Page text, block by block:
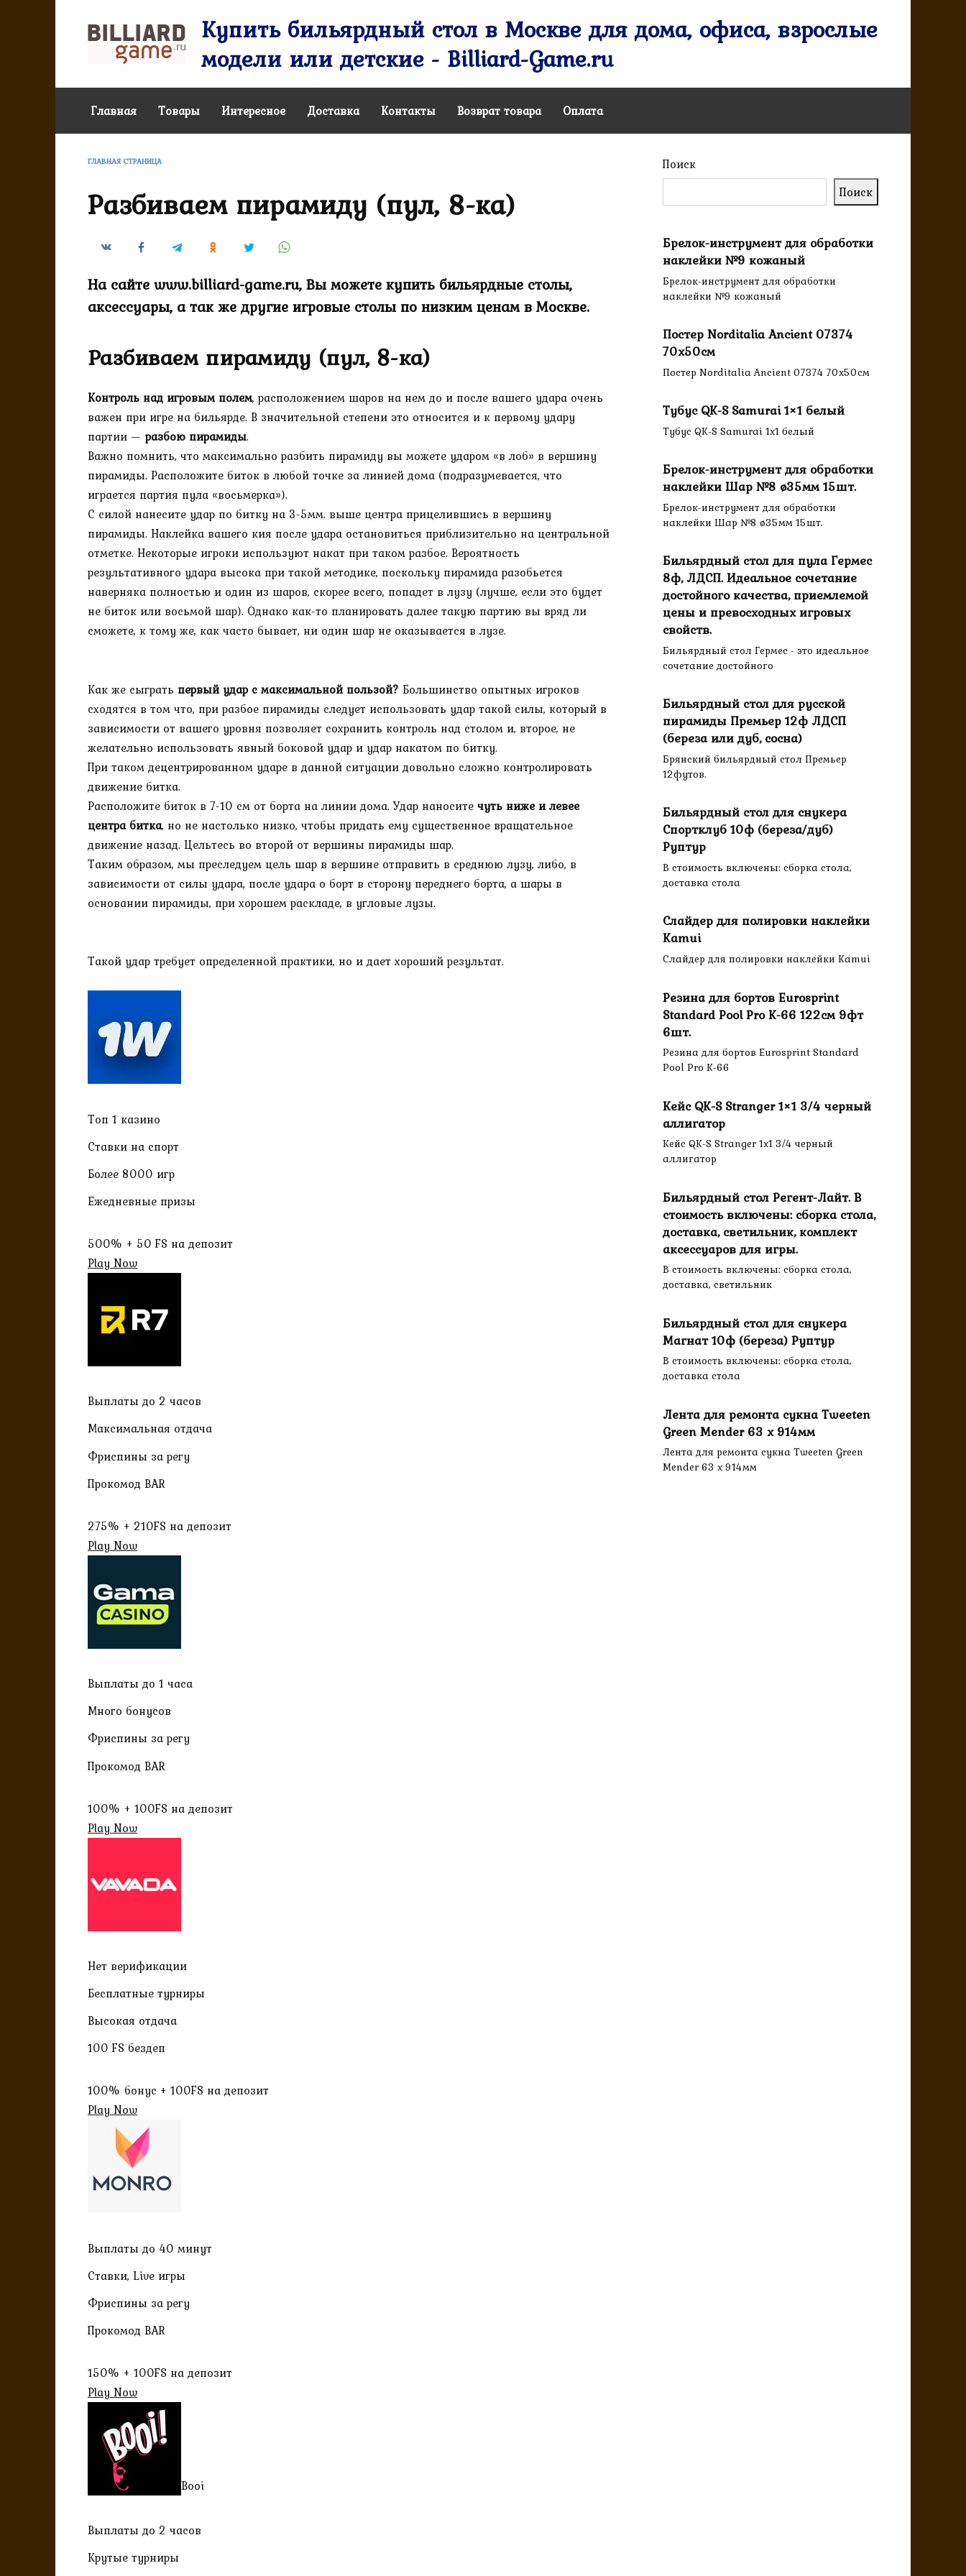
Купить бильярдный стол в Москве для дома, офиса, взрослые
модели или детские - Billiard-Game.ru
Главная Товары Интересное Доставка Контакты Возврат товара Оплата
ГЛАВНАЯ СТРАНИЦА
Разбиваем пирамиду (пул, 8-ка)
На сайте www.billiard-game.ru, Вы можете купить бильярдные столы,
аксессуары, а так же другие игровые столы по низким ценам в Москве.
Разбиваем пирамиду (пул, 8-ка)
Контроль над игровым полем, расположением шаров на нем до и после вашего удара очень
важен при игре на бильярде. В значительной степени это относится и к первому удару
партии — разбою пирамиды.
Важно помнить, что максимально разбить пирамиду вы можете ударом «в лоб» в вершину
пирамиды. Расположите биток в любой точке за линией дома (подразумевается, что
играется партия пула «восьмерка»).
С силой нанесите удар по битку на 3-5мм. выше центра прицелившись в вершину
пирамиды. Наклейка вашего кия после удара остановиться приблизительно на центральной
отметке. Некоторые игроки используют накат при таком разбое. Вероятность
результативного удара высока при такой методике, поскольку пирамида разобьется
наверняка полностью и один из шаров, скорее всего, попадет в лузу (лучше, если это будет
не биток или восьмой шар). Однако как-то планировать далее такую партию вы вряд ли
сможете, к тому же, как часто бывает, ни один шар не оказывается в лузе.
Как же сыграть первый удар с максимальной пользой? Большинство опытных игроков
сходятся в том что, при разбое пирамиды следует использовать удар такой силы, который в
зависимости от вашего уровня позволяет сохранить контроль над столом и, второе, не
желательно использовать явный боковой удар и удар накатом по битку.
При таком децентрированном ударе в данной ситуации довольно сложно контролировать
движение битка.
Расположите биток в 7-10 см от борта на линии дома. Удар наносите чуть ниже и левее
центра битка, но не настолько низко, чтобы придать ему существенное вращательное
движение назад. Цельтесь во второй от вершины пирамиды шар.
Таким образом, мы преследуем цель шар в вершине отправить в среднюю лузу, либо, в
зависимости от силы удара, после удара о борт в сторону переднего борта, а шары в
основании пирамиды, при хорошем раскладе, в угловые лузы.
Такой удар требует определенной практики, но и дает хороший результат.
Топ 1 казино
Ставки на спорт
Более 8000 игр
Ежедневные призы
500% + 50 FS на депозит
Play Now
Выплаты до 2 часов
Максимальная отдача
Фриспины за регу
Прокомод BAR
275% + 210FS на депозит
Play Now
Выплаты до 1 часа
Много бонусов
Фриспины за регу
Прокомод BAR
100% + 100FS на депозит
Play Now
Нет верификации
Бесплатные турниры
Высокая отдача
100 FS бездеп
100% бонус + 100FS на депозит
Play Now
Выплаты до 40 минут
Ставки, Live игры
Фриспины за регу
Прокомод BAR
150% + 100FS на депозит
Play Now
Booi
Выплаты до 2 часов
Крутые турниры
Поиск
Поиск
Брелок-инструмент для обработки
наклейки №9 кожаный
Брелок-инструмент для обработки
наклейки №9 кожаный
Постер Norditalia Ancient 07374
70х50см
Постер Norditalia Ancient 07374 70х50см
Тубус QK-S Samurai 1×1 белый
Тубус QK-S Samurai 1x1 белый
Брелок-инструмент для обработки
наклейки Шар №8 ø35мм 15шт.
Брелок-инструмент для обработки
наклейки Шар №8 ø35мм 15шт.
Бильярдный стол для пула Гермес
8ф, ЛДСП. Идеальное сочетание
достойного качества, приемлемой
цены и превосходных игровых
свойств.
Бильярдный стол Гермес - это идеальное
сочетание достойного
Бильярдный стол для русской
пирамиды Премьер 12ф ЛДСП
(береза или дуб, сосна)
Брянский бильярдный стол Премьер
12футов.
Бильярдный стол для снукера
Спортклуб 10ф (береза/дуб)
Руптур
В стоимость включены: сборка стола,
доставка стола
Слайдер для полировки наклейки
Kamui
Слайдер для полировки наклейки Kamui
Резина для бортов Eurosprint
Standard Pool Pro K-66 122см 9фт
6шт.
Резина для бортов Eurosprint Standard
Pool Pro K-66
Кейс QK-S Stranger 1×1 3/4 черный
аллигатор
Кейс QK-S Stranger 1x1 3/4 черный
аллигатор
Бильярдный стол Регент-Лайт. В
стоимость включены: сборка стола,
доставка, светильник, комплект
аксессуаров для игры.
В стоимость включены: сборка стола,
доставка, светильник
Бильярдный стол для снукера
Магнат 10ф (береза) Руптур
В стоимость включены: сборка стола,
доставка стола
Лента для ремонта сукна Tweeten
Green Mender 63 х 914мм
Лента для ремонта сукна Tweeten Green
Mender 63 х 914мм